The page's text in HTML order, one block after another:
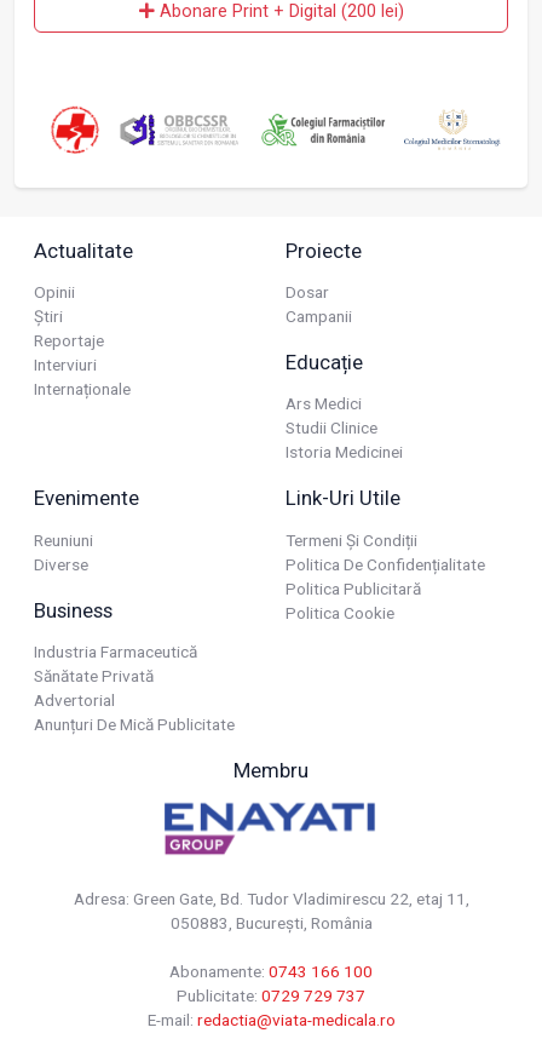
Abonare Print + Digital (200 lei)
Actualitate
Opinii
Știri
Reportaje
Interviuri
Internaționale
Proiecte
Dosar
Campanii
Educație
Ars Medici
Studii Clinice
Istoria Medicinei
Evenimente
Reuniuni
Diverse
Business
Industria Farmaceutică
Sănătate Privată
Advertorial
Anunțuri De Mică Publicitate
Link-Uri Utile
Termeni Și Condiții
Politica De Confidențialitate
Politica Publicitară
Politica Cookie
Membru
Adresa: Green Gate, Bd. Tudor Vladimirescu 22, etaj 11,
050883, Bucureşti, România
Abonamente: 0743 166 100
Publicitate: 0729 729 737
E-mail: redactia@viata-medicala.ro